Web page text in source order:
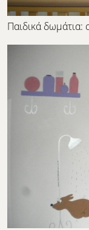
Παιδικά δωμάτια: